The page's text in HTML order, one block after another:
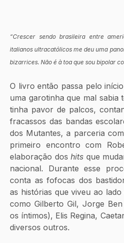
“Crescer sendo brasileira entre
italianos ultracatólicos me deu uma
bizarrices. Não é à toa que sou bipolar
O livro então passa pelo
uma garotinha que mal sabia
tinha pavor de palcos,
fracassos das bandas
dos Mutantes, a parceria
primeiro encontro com
elaboração dos hits que
nacional. Durante esse
conta as fofocas dos
as histórias que viveu ao
como Gilberto Gil, Jorge
os íntimos), Elis Regina,
diversos outros.